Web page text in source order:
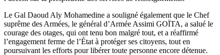
Le Gal Daoud Aly Mohamedine a souligné également que le Chef
suprême des Armées, le général d’Armée Assimi GOÏTA, a salué le
courage des otages, qui ont tenu bon malgré tout, et a réaffirmé
l’engagement ferme de l’État à protéger ses citoyens, tout en
poursuivant les efforts pour libérer toute personne encore détenue.